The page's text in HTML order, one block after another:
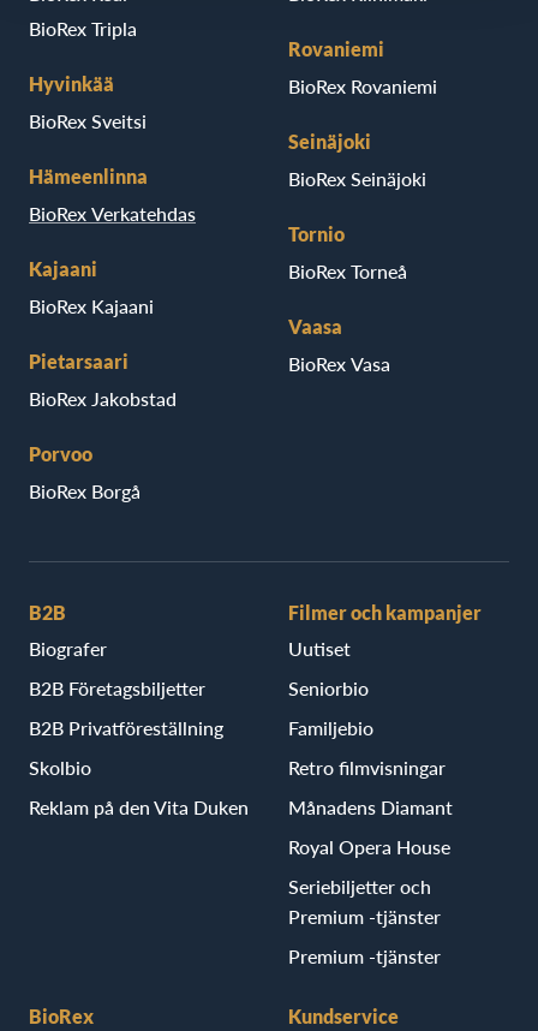
BioRex Tripla
Hyvinkää
BioRex Sveitsi
Hämeenlinna
BioRex Verkatehdas
Kajaani
BioRex Kajaani
Pietarsaari
BioRex Jakobstad
Porvoo
BioRex Borgå
Rovaniemi
BioRex Rovaniemi
Seinäjoki
BioRex Seinäjoki
Tornio
BioRex Torneå
Vaasa
BioRex Vasa
B2B
Biografer
B2B Företagsbiljetter
B2B Privatföreställning
Skolbio
Reklam på den Vita Duken
Filmer och kampanjer
Uutiset
Seniorbio
Familjebio
Retro filmvisningar
Månadens Diamant
Royal Opera House
Seriebiljetter och
Premium -tjänster
Premium -tjänster
BioRex
Kundservice